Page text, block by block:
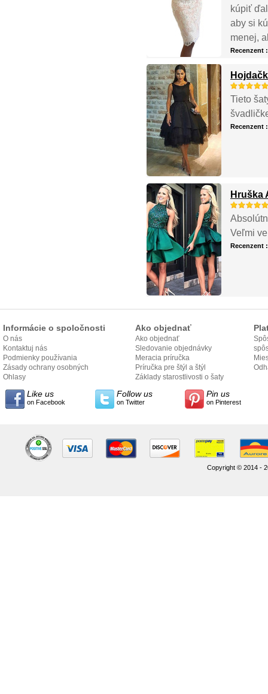
kúpiť
aby si
menej,
Recenzent
Tieto
Recenzent
Hruška
Veľmi
Recenzent
Informácie o spoločnosti
O nás
Kontaktuj nás
Podmienky používania
Zásady ochrany osobných
údajov
Ohlasy
Ako objednať
Ako objednať
Sledovanie objednávky
Meracia príručka
Príručka pre štýl a štýl
Základy starostlivosti o šaty
Like us
on Facebook
Follow us
on Twitter
Pin us
on Pinterest
Copyright © 2014 -